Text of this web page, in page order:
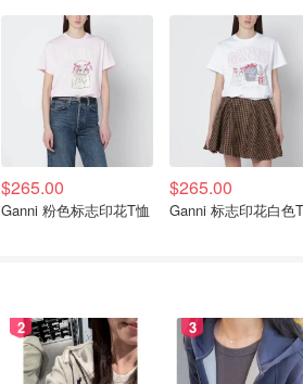
$265.00
Ganni 粉色标志印花T恤
$265.00
Ganni 标志印花白
2 3